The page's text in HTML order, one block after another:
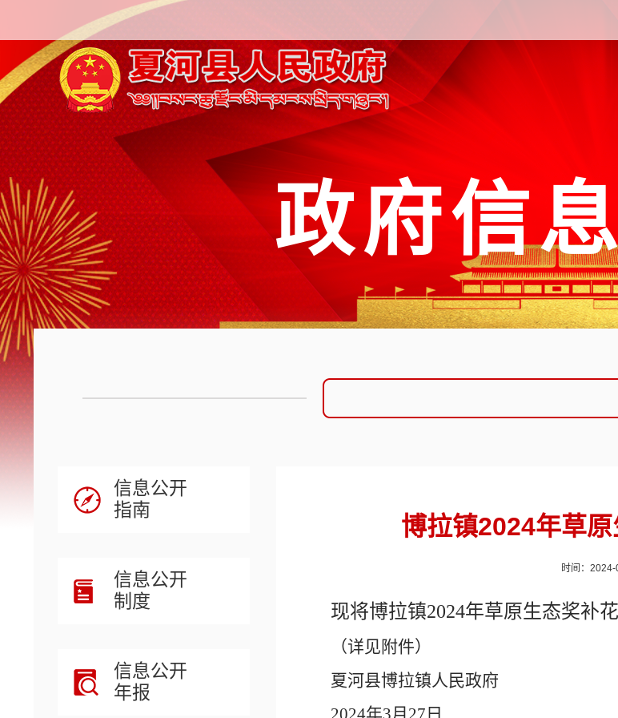
政府信
信息公开
指南
信息公开
制度
信息公开
年报
博拉镇2024年草原
时间：2024-
现将博拉镇2024年草原生态奖补
（详见附件）
夏河县博拉镇人民政府
2024年3月 27 日